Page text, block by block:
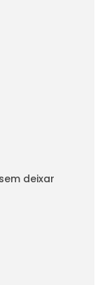
deixar